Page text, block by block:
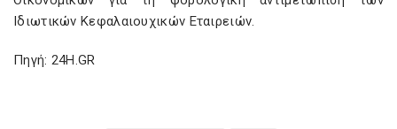
Ιδιωτικών Κεφαλαιουχικών Εταιρειών.
Πηγή: 24H.GR